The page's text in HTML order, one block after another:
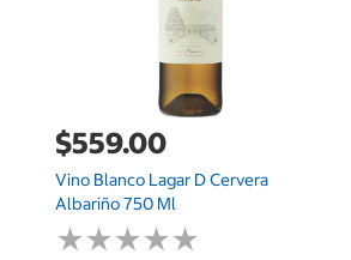
$559.00
Vino Blanco Lagar D Cervera
Albariño 750 Ml
★★★★★
★★★★★